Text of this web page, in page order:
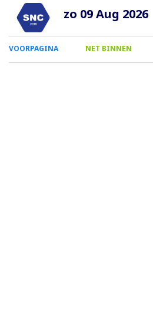
naar
zo 09 Aug 2026
0
Smartphone
VOORPAGINA NET BINNEN